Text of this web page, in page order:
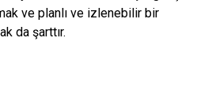
ve planlı ve izlenebilir bir
da şarttır.